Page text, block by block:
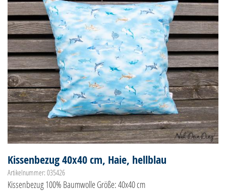
Kissenbezug 40x40 cm, Haie, hellblau
Artikelnummer: 035426
Kissenbezug 100% Baumwolle Größe: 40x40 cm